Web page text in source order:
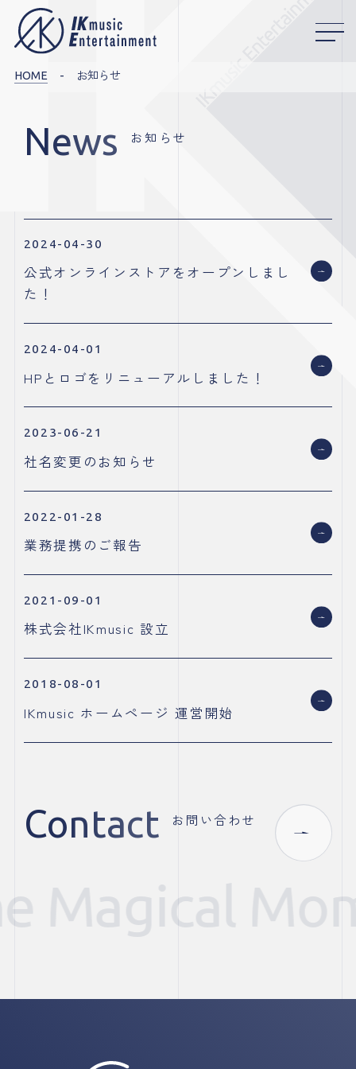
HOME お知らせ
news お知 ら せ
2024-04-30
公式オンラインストアをオープンしまし
た！
2024-04-01
HPとロゴをリニューアルしました！
2023-06-21
社名変更のお知らせ
2022-01-28
業務提携のご報告
2021-09-01
株式会社IKmusic 設立
2018-08-01
IKmusic ホームページ 運営開始
contact お 問 い合わせ